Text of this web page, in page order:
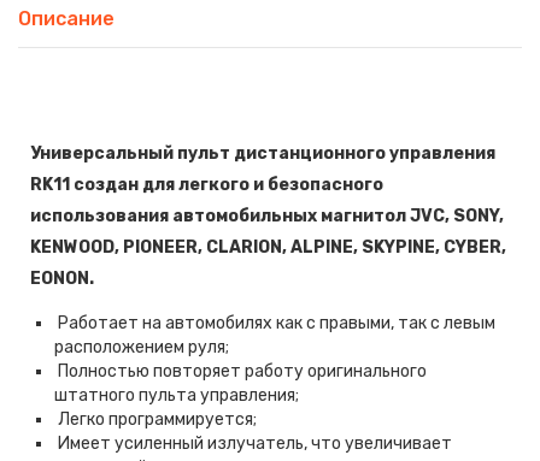
Описание
Универсальный пульт дистанционного управления
RK11 создан для легкого и безопасного
использования автомобильных магнитол JVC, SONY,
KENWOOD, PIONEER, CLARION, ALPINE, SKYPINE, CYBER,
EONON.
Работает на автомобилях как с правыми, так с левым
расположением руля;
Полностью повторяет работу оригинального
штатного пульта управления;
Легко программируется;
Имеет усиленный излучатель, что увеличивает